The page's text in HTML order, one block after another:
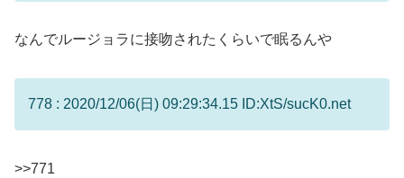
なんでルージョラに接吻されたくらいで眠るんや
778 : 2020/12/06(日) 09:29:34.15 ID:XtS/sucK0.net
>>771